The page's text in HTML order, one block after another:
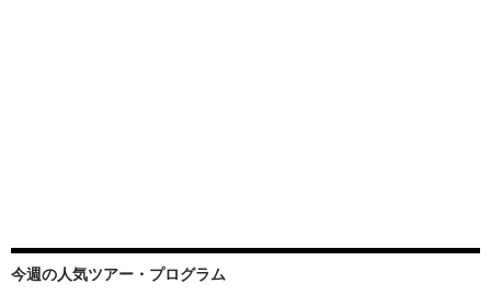
今週の人気ツアー・プログラム